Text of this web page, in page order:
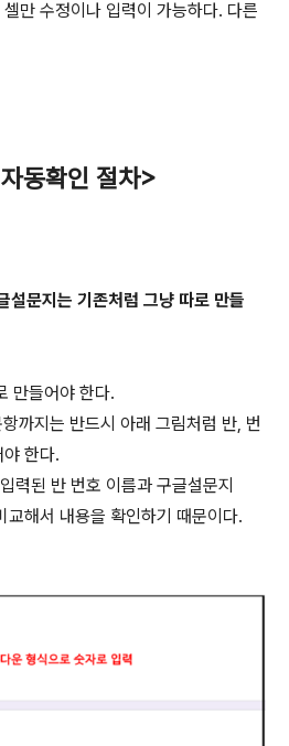
만 수정이나 입력이 가능하다. 다른
동확인 절차>
설문지는 기존처럼 그냥 따로 만들
만들어야 한다.
까지는 반드시 아래 그림처럼 반, 번
한다.
력된 반 번호 이름과 구글설문지
교해서 내용을 확인하기 때문이다.